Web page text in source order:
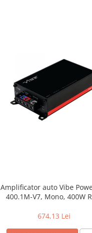
Amplificator auto Vibe
400.1M-V7, Mono, 400W
674,13 Lei